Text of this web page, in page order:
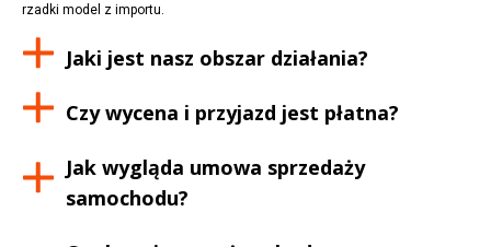
rzadki model z importu.
Jaki jest nasz obszar działania?
Czy wycena i przyjazd jest płatna?
Jak wygląda umowa sprzedaży
samochodu?